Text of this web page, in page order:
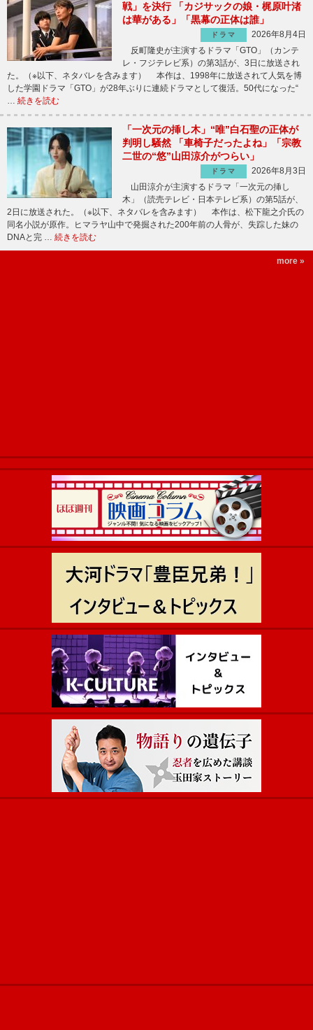
戦」を決行 「カジサックの娘・梶原叶渚
は華がある」「黒幕の正体は誰」
ドラマ
2026年8月4日
反町隆史が主演するドラマ「GTO」（カンテ
レ・フジテレビ系）の第3話が、3日に放送され
た。（※以下、ネタバレを含みます） 本作は、1998年に放送されて人気を博
した学園ドラマ「GTO」が28年ぶりに連続ドラマとして復活。50代になった“
… 続きを読む
「一次元の挿し木」“唯”白石聖の正体が
判明し騒然 「車椅子だったよね」「宗教
二世の“悠”山田涼介がつらい」
ドラマ
2026年8月3日
山田涼介が主演するドラマ「一次元の挿し
木」（読売テレビ・日本テレビ系）の第5話が、
2日に放送された。（※以下、ネタバレを含みます） 本作は、松下龍之介氏の
同名小説が原作。ヒマラヤ山中で発掘された200年前の人骨が、失踪した妹の
DNAと完 … 続きを読む
more »